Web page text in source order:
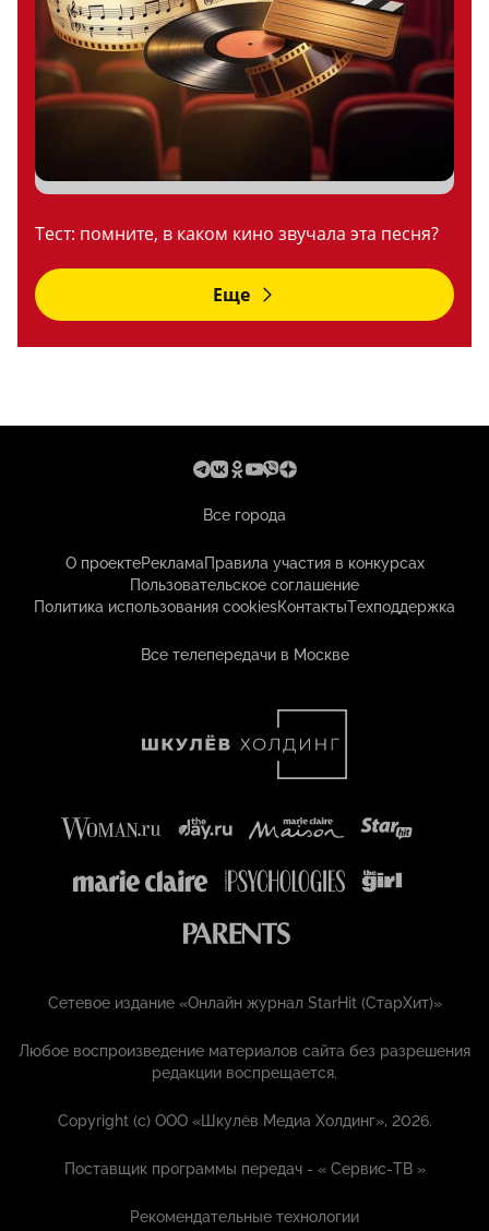
Тест: помните, в каком кино звучала эта песня?
Еще
Все города
О проектеРекламаПравила участия в конкурсах
Пользовательское соглашение
Политика использования cookiesКонтактыТехподдержка
Все телепередачи в Москве
Сетевое издание «Онлайн журнал StarHit (СтарХит)»
Любое воспроизведение материалов сайта без разрешения
редакции воспрещается.
Copyright (с) ООО «Шкулёв Медиа Холдинг», 2026.
Поставщик программы передач - «Сервис-ТВ »
Рекомендательные технологии